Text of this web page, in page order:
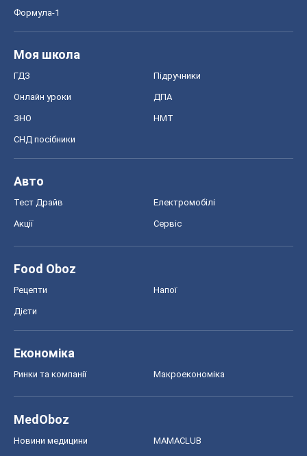
Формула-1
Моя школа
ГДЗ Підручники
Онлайн уроки ДПА
ЗНО НМТ
СНД посібники
Авто
Тест Драйв Електромобілі
Акції Сервіс
Food Oboz
Рецепти Напої
Дієти
Економіка
Ринки та компанії Макроекономіка
MedOboz
Новини медицини MAMACLUB